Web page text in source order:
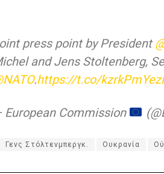
press point by President
and Jens Stoltenberg,
.https://t.co/
European Commission
Γενς Στόλτενμπεργκ. Ουκρανία